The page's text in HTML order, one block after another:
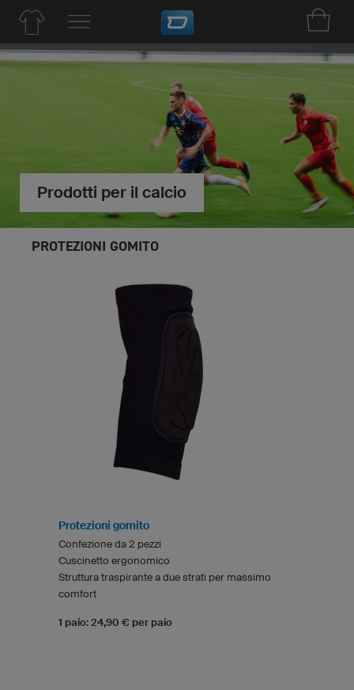
Prodotti per il calcio
PROTEZIONI GOMITO
Protezioni gomito
Confezione da 2 pezzi
Cuscinetto ergonomico
Struttura traspirante a due strati per massimo
comfort
1 paio: 24,90 € per paio